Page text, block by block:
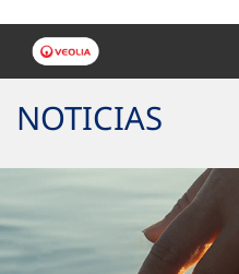
NOTICIAS